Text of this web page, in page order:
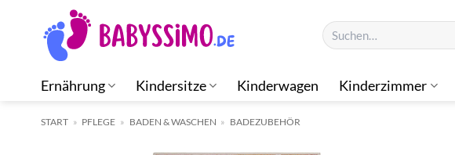
springen
Suchen
nach:
Ernährung Kindersitze Kinderwagen Kinderzimmer
START » PFLEGE » BADEN & WASCHEN » BADEZUBEHÖR